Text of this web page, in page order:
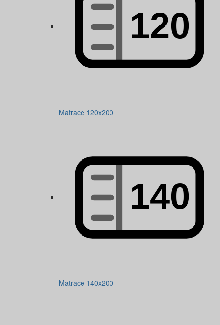
Matrace 120x200
Matrace 140x200